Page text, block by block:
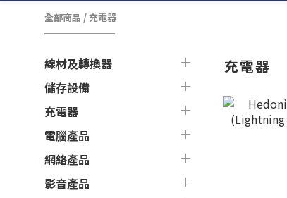
全部商品 /充電器
線材及轉換器
儲存設備
充電器
電腦產品
網絡產品
影音產品
充電器